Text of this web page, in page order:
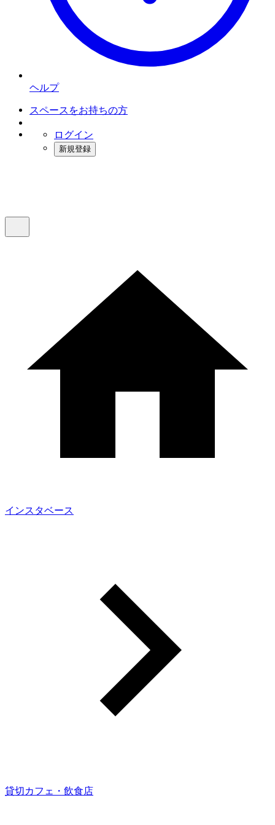
ヘルプ
スペースをお持ちの方
ログイン
新規登録
インスタベース
貸切カフェ・飲食店